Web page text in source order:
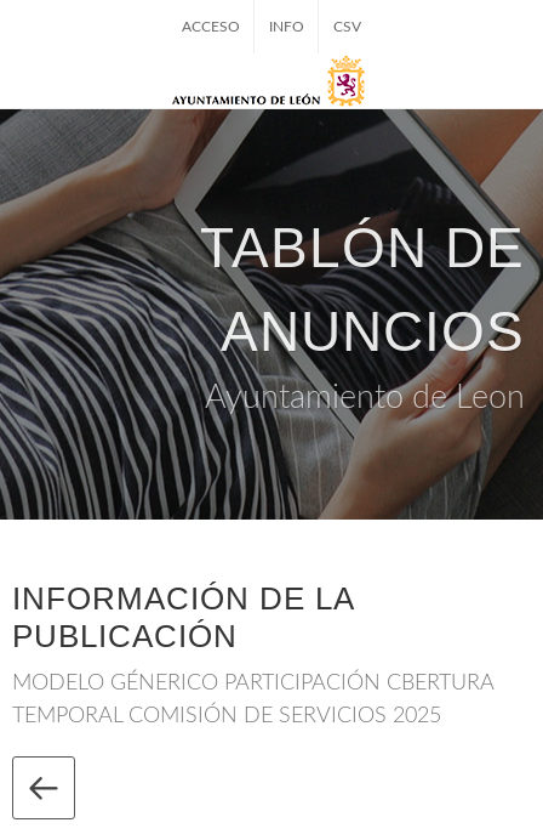
ACCESO INFO CSV
TABLÓN DE
ANUNCIOS
Ayuntamiento de Leon
INFORMACIÓN DE LA
PUBLICACIÓN
MODELO GÉNERICO PARTICIPACIÓN CBERTURA
TEMPORAL COMISIÓN DE SERVICIOS 2025